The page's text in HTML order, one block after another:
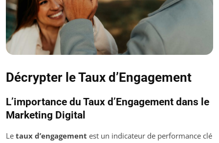
Décrypter le Taux d’Engagement
L’importance du Taux d’Engagement dans le
Marketing Digital
Le taux d’engagement est un indicateur de performance clé